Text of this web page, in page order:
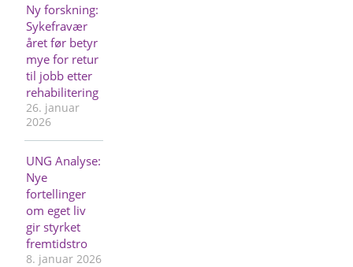
Ny forskning:
Sykefravær
året før betyr
mye for retur
til jobb etter
rehabilitering
26. januar
2026
UNG Analyse:
Nye
fortellinger
om eget liv
gir styrket
fremtidstro
8. januar 2026